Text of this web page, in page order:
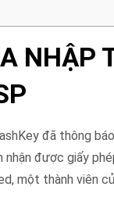
NHẬP
đã thông
được giấy
một thành viên